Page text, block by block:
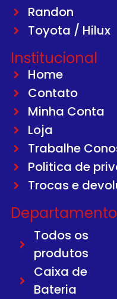
Randon
Toyota / Hilux
Institucional
Home
Contato
Minha Conta
Loja
Trabalhe
Politica de
Trocas e
Todos os
produtos
Caixa de
Bateria